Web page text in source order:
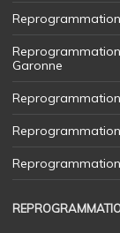
Garonne